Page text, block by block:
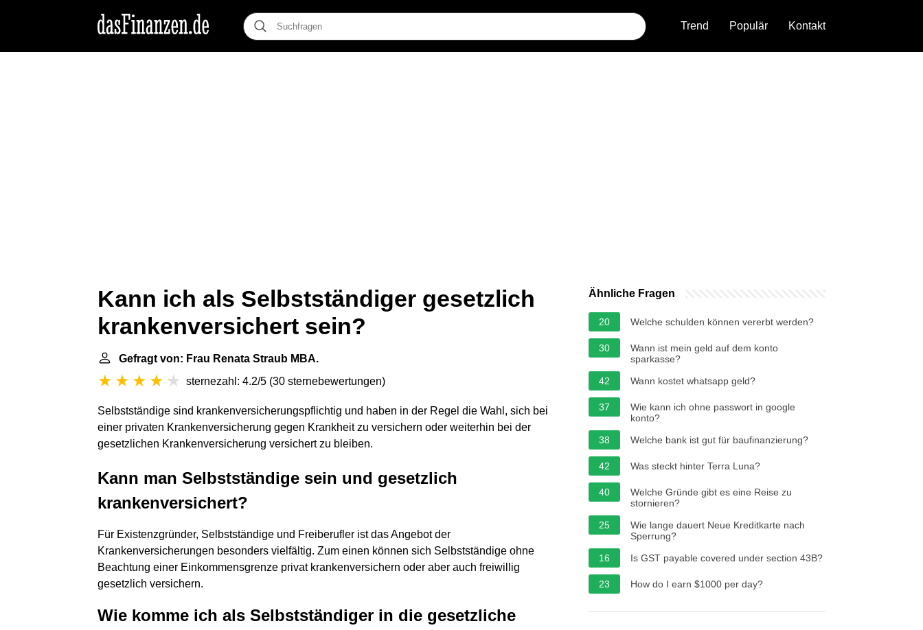
Trend Populär Kontakt
Kann ich als Selbstständiger gesetzlich
krankenversichert sein?
Gefragt von: Frau Renata Straub MBA.
sternezahl: 4.2/5 (30 sternebewertungen)
Selbstständige sind krankenversicherungspflichtig und haben in der Regel die Wahl, sich bei
einer privaten Krankenversicherung gegen Krankheit zu versichern oder weiterhin bei der
gesetzlichen Krankenversicherung versichert zu bleiben.
Kann man Selbstständige sein und gesetzlich
krankenversichert?
Für Existenzgründer, Selbstständige und Freiberufler ist das Angebot der
Krankenversicherungen besonders vielfältig. Zum einen können sich Selbstständige ohne
Beachtung einer Einkommensgrenze privat krankenversichern oder aber auch freiwillig
gesetzlich versichern.
Wie komme ich als Selbstständiger in die gesetzliche
Ähnliche Fragen
20 Welche schulden können vererbt werden?
30
Wann ist mein geld auf dem konto
sparkasse?
42
Wann kostet whatsapp geld?
37
Wie kann ich ohne passwort in google
konto?
38
Welche bank ist gut für baufinanzierung?
42 Was steckt hinter Terra Luna?
40
Welche Gründe gibt es eine Reise zu
stornieren?
25
Wie lange dauert Neue Kreditkarte nach
Sperrung?
16
Is GST payable covered under section 43B?
23 How do I earn $1000 per day?